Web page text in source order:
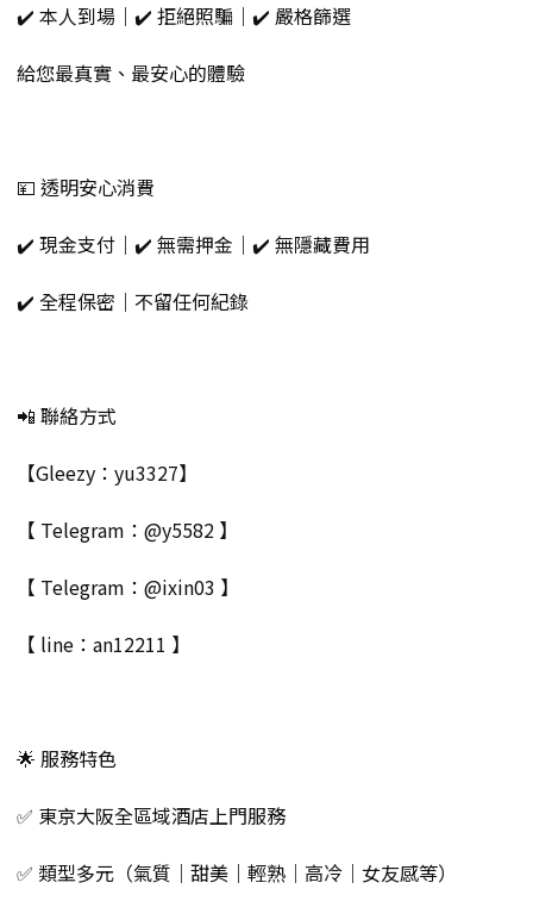
✔️ 本人到場｜✔️ 拒絕照騙｜✔️ 嚴格篩選
給您最真實、最安心的體驗
💴 透明安心消費
✔️ 現金支付｜✔️ 無需押金｜✔️ 無隱藏費用
✔️ 全程保密｜不留任何紀錄
📲 聯絡方式
【Gleezy：yu3327】
【 Telegram：@y5582 】
【 Telegram：@ixin03 】
【 line：an12211 】
🌟 服務特色
✅ 東京大阪全區域酒店上門服務
✅ 類型多元（氣質｜甜美｜輕熟｜高冷｜女友感等）